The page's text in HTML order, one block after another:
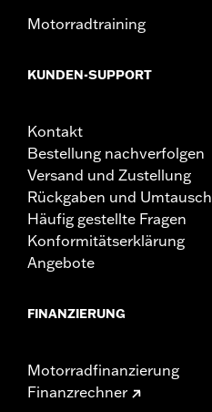
Motorradtraining
KUNDEN-SUPPORT
Kontakt
Bestellung nachverfolgen
Versand und Zustellung
Rückgaben und Umtausch
Häufig gestellte Fragen
Konformitätserklärung
Angebote
FINANZIERUNG
Motorradfinanzierung
Finanzrechner